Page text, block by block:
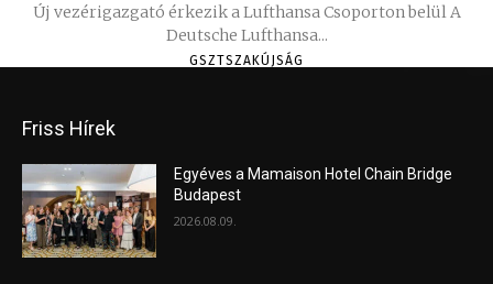
Új vezérigazgató érkezik a Lufthansa Csoporton belül A
Deutsche Lufthansa...
GSZTSZAKÚJSÁG
Friss Hírek
Egyéves a Mamaison Hotel Chain Bridge
Budapest
2026.08.09.